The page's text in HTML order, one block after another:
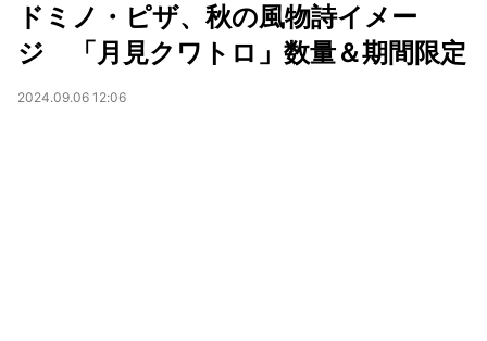
ドミノ・ピザ、秋の風物詩イメー
ジ 「月見クワトロ」数量＆期間限定
2024.09.06 12:06